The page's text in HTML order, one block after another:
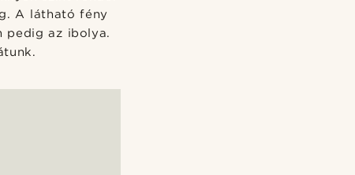
A látható fény
pedig az ibolya.